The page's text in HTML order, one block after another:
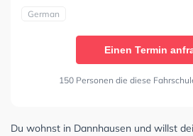
German
Einen Termin
150 Personen die diese
Du wohnst in Dannhausen und willst